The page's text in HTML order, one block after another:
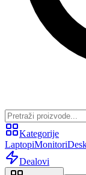
Kategorije
LaptopiMonitori
Dealovi